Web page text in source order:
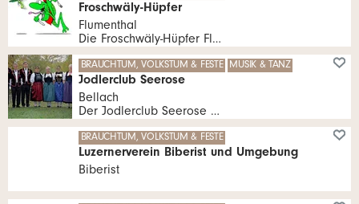
Froschwäly-Hüpfer
Flumenthal
Die Froschwäly-Hüpfer Flumenthal wurden 1990 gegründet, mit dem Zweck die Fasnacht im Dorf am Leben zu halten.
BRAUCHTUM, VOLKSTUM & FESTE MUSIK & TANZ
Jodlerclub Seerose
Bellach
Der Jodlerclub Seerose Bellach wurde im Jahre 1942 gegründet und feierte 2017 sein 75.Geburtstag. Der Club spielt im Dorf im kulturellen Bereich eine wesentliche Rolle, bereichert er doch das Dorfleben mit verschiedenen Anlässen.
BRAUCHTUM, VOLKSTUM & FESTE
Luzernerverein Biberist und Umgebung
Biberist